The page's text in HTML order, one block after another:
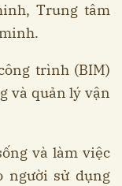
Trung tâm
trình (BIM)
và quản lý vận
và làm việc
người sử dụng